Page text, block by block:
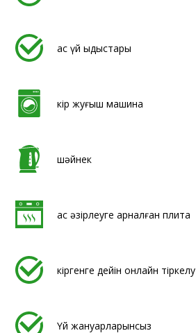
ас үй ыдыстары
кір жуғыш машина
шәйнек
ас әзірлеуге арналған плита
кіргенге дейін онлайн тіркелу
Үй жануарларынсыз